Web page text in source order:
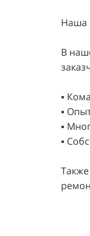
Наша
В
▪️
▪️
▪️
▪️